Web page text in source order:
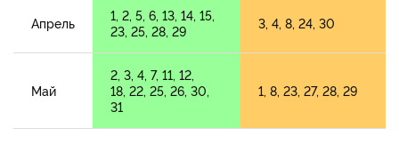
Апрель
1, 2, 5, 6, 13, 14, 15,
23, 25, 28, 29
3, 4, 8, 24, 30
Май
2, 3, 4, 7, 11, 12,
18, 22, 25, 26, 30,
31
1, 8, 23, 27, 28, 29